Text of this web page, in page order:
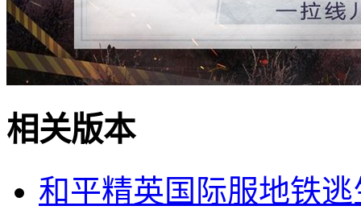
相关版本
和平精英国际服地铁逃